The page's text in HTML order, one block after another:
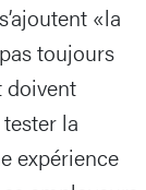
«la
toujours
doivent
la
expérience